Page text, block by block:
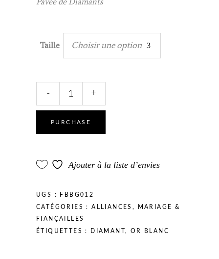
Taille Choisir une option
quantity
- +
PURCHASE
Ajouter à la liste d’envies
UGS : FBBG012
CATÉGORIES :ALLIANCES ,
MARIAGE &
FIANÇAILLES
ÉTIQUETTES : DIAMANT, OR BLANC